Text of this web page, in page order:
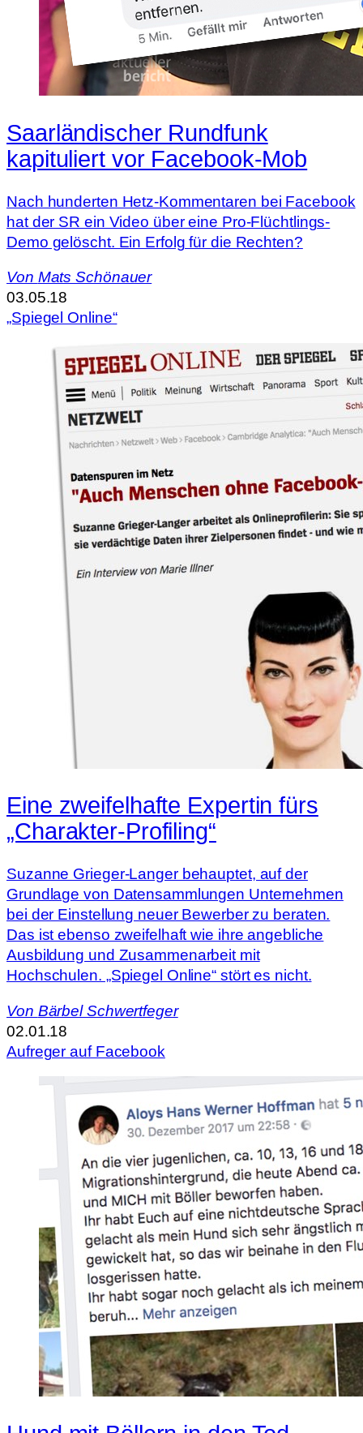
Saarländischer Rundfunk
kapituliert vor Facebook-Mob
Nach hunderten Hetz-Kommentaren bei Facebook
hat der SR ein Video über eine Pro-Flüchtlings-
Demo gelöscht. Ein Erfolg für die Rechten?
Von Mats Schönauer
03.05.18
„Spiegel Online“
Eine zweifelhafte Expertin fürs
„Charakter-Profiling“
Suzanne Grieger-Langer behauptet, auf der
Grundlage von Datensammlungen Unternehmen
bei der Einstellung neuer Bewerber zu beraten.
Das ist ebenso zweifelhaft wie ihre angebliche
Ausbildung und Zusammenarbeit mit
Hochschulen. „Spiegel Online“ stört es nicht.
Von Bärbel Schwertfeger
02.01.18
Aufreger auf Facebook